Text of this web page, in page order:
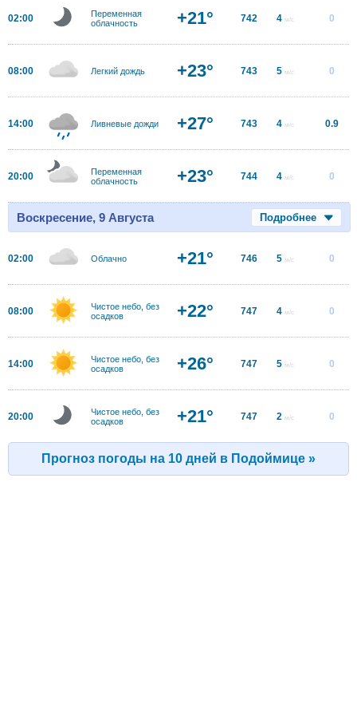
02:00
Переменная
облачность
+21° 742 4 м/с 0
08:00 Легкий дождь +23° 743 5 м/с 0
14:00 Ливневые дожди +27° 743 4 м/с 0.9
20:00
Переменная
облачность
+23° 744 4 м/с 0
Воскресение, 9 Августа Подробнее
02:00 Облачно +21° 746 5 м/с 0
08:00
Чистое небо, без
осадков
+22° 747 4 м/с 0
14:00
Чистое небо, без
осадков
+26° 747 5 м/с 0
20:00
Чистое небо, без
осадков
+21° 747 2 м/с 0
Прогноз погоды на 10 дней в Подоймице »